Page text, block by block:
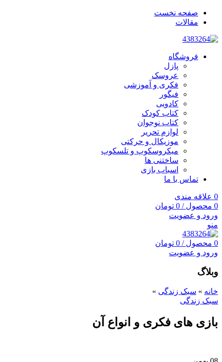
صفحه نخست
مقالات
فروشگاه
پازل
عروسک
فکری و آموزشی
فیگور
کادویی
کتاب کودک
کتاب نوجوان
لوازم تحریر
موزیکال و حرکتی
میکروسکوپ و تلسکوپ
ساختنی ها
اسباب بازی
تماس با ما
0 علاقه مندی
0 محصول /
0 تومان
ورود و عضویت
منو
0 محصول /
0 تومان
ورود و عضویت
وبلاگ
خانه » سبک زندگی »
سبک زندگی
بازی های فکری و انواع آن